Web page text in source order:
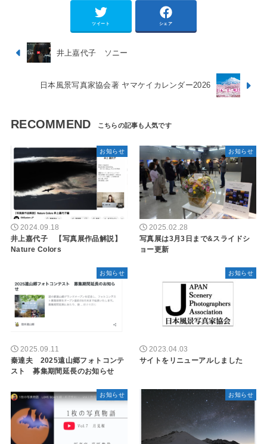
ツイート シェア
井上嘉代子 ソニー
日本風景写真家協会著 ヤマケイカレンダー2026
RECOMMEND
お知らせ
2024.09.18
井上嘉代子 【写真展作品解説】
Nature Colors
お知らせ
2025.02.28
写真展は3月3日まで&スライドシ
ョー更新
お知らせ
2025.09.11
秦達夫 2025遠山郷フォトコンテ
スト 募集期間延長のお知らせ
お知らせ
2023.04.03
サイトをリニューアルしました
お知らせ お知らせ